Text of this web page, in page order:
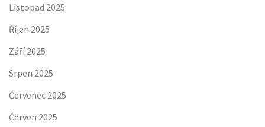
Listopad 2025
Říjen 2025
Září 2025
Srpen 2025
Červenec 2025
Červen 2025